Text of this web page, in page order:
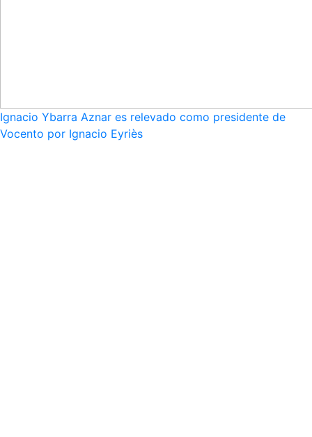
Ignacio Ybarra Aznar es relevado como presidente de
Vocento por Ignacio Eyriès